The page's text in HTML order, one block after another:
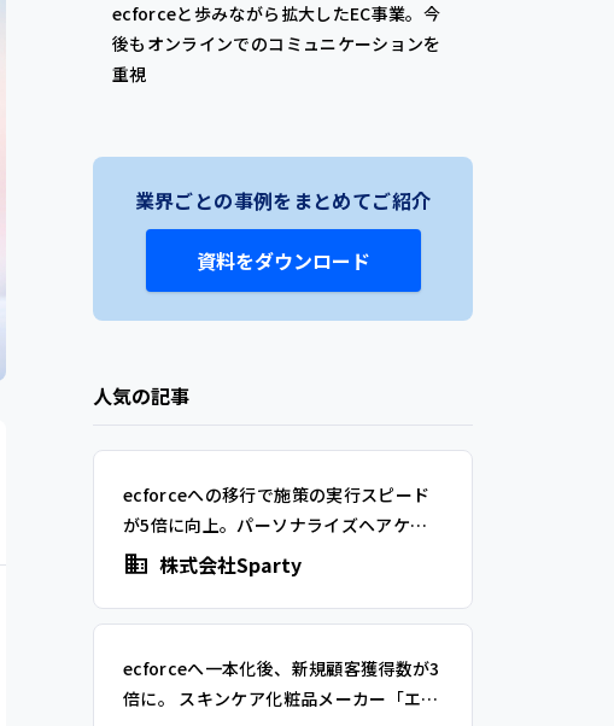
ecforceと歩みながら拡大したEC事業。今
後もオンラインでのコミュニケーションを
重視
業界ごとの事例をまとめてご紹介
資料をダウンロード
人気の記事
ecforceへの移行で施策の実行スピード
が5倍に向上。パーソナライズヘアケア
ブランド「MEDULLA」を展開する
力と強い運用体制
株式会社Sparty
ecforceへ一本化後、新規顧客獲得数が3
倍に。 スキンケア化粧品メーカー「エル